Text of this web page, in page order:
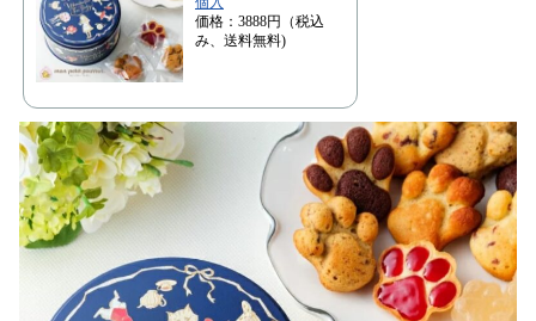
価格：3888円（税込
み、送料無料)